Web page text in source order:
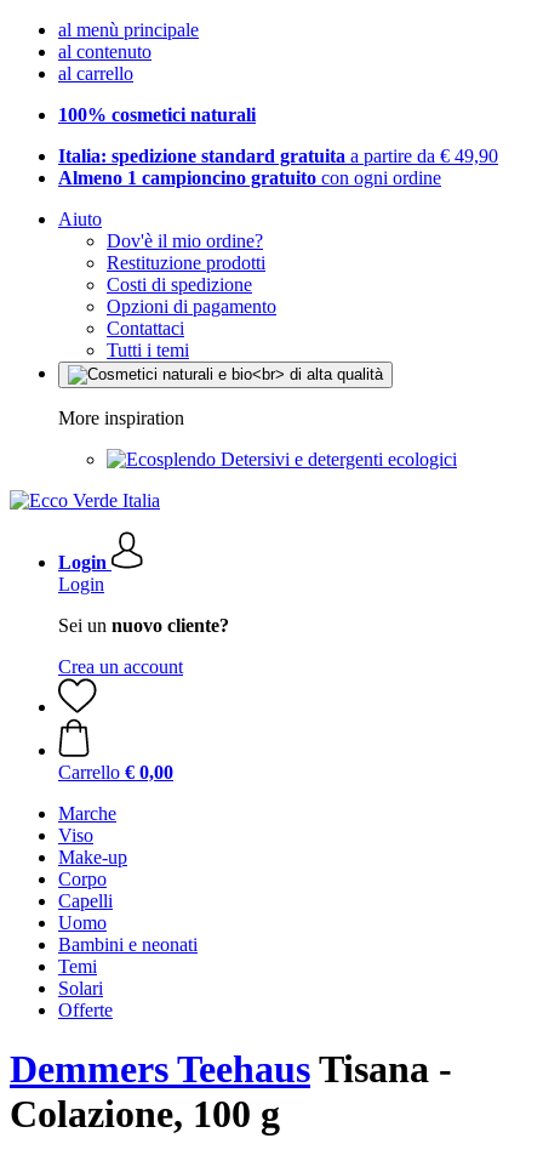
al menù principale
al contenuto
al carrello
100% cosmetici naturali
Italia: spedizione standard gratuita a partire da € 49,90
Almeno 1 campioncino gratuito con ogni ordine
Aiuto
Dov'è il mio ordine?
Restituzione prodotti
Costi di spedizione
Opzioni di pagamento
Contattaci
Tutti i temi
More inspiration
Detersivi e detergenti ecologici
Login
Login
Sei un nuovo cliente?
Crea un account
Carrello € 0,00
Marche
Viso
Make-up
Corpo
Capelli
Uomo
Bambini e neonati
Temi
Solari
Offerte
Demmers TeehausTisana -
Colazione, 100 g